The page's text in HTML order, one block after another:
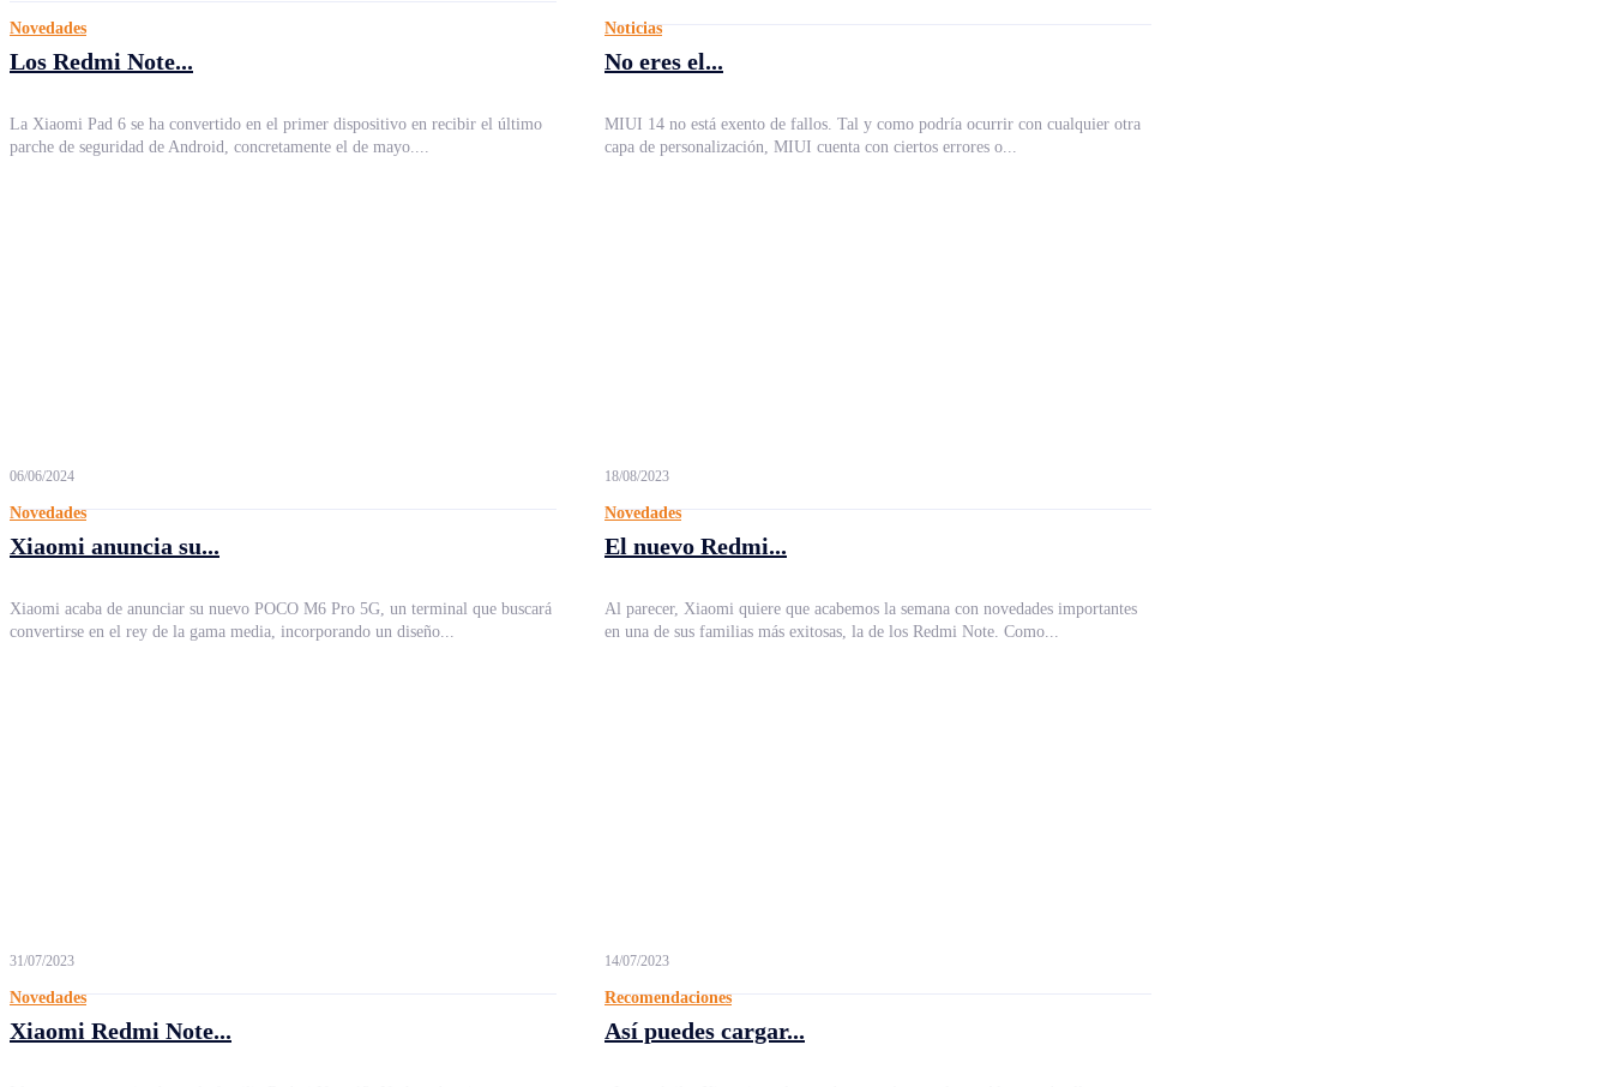
Novedades
Los Redmi Note...
La Xiaomi Pad 6 se ha convertido en el primer dispositivo en recibir el último
parche de seguridad de Android, concretamente el de mayo....
06/06/2024
Noticias
No eres el...
MIUI 14 no está exento de fallos. Tal y como podría ocurrir con cualquier otra
capa de personalización, MIUI cuenta con ciertos errores o...
18/08/2023
Novedades
Xiaomi anuncia su...
Xiaomi acaba de anunciar su nuevo POCO M6 Pro 5G, un terminal que buscará
convertirse en el rey de la gama media, incorporando un diseño...
31/07/2023
Novedades
El nuevo Redmi...
Al parecer, Xiaomi quiere que acabemos la semana con novedades importantes
en una de sus familias más exitosas, la de los Redmi Note. Como...
14/07/2023
Novedades
Xiaomi Redmi Note...
Recomendaciones
Así puedes cargar...